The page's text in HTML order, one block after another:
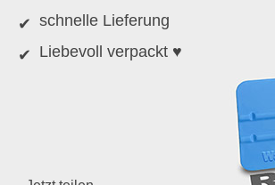
schnelle Lieferung
Liebevoll verpackt ♥